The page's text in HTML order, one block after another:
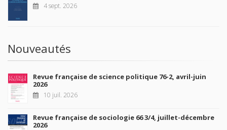
4 sept. 2026
Nouveautés
Revue française de science politique 76-2, avril-juin
2026
10 juil. 2026
Revue française de sociologie 66 3/4, juillet-décembre
2026